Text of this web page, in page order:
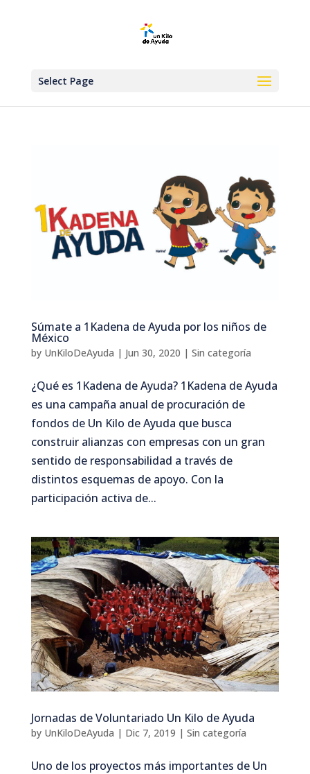
Select Page
Súmate a 1Kadena de Ayuda por los niños de
México
by UnKiloDeAyuda | Jun 30, 2020 | Sin categoría
¿Qué es 1Kadena de Ayuda? 1Kadena de Ayuda
es una campaña anual de procuración de
fondos de Un Kilo de Ayuda que busca
construir alianzas con empresas con un gran
sentido de responsabilidad a través de
distintos esquemas de apoyo. Con la
participación activa de...
Jornadas de Voluntariado Un Kilo de Ayuda
by UnKiloDeAyuda | Dic 7, 2019 | Sin categoría
Uno de los proyectos más importantes de Un